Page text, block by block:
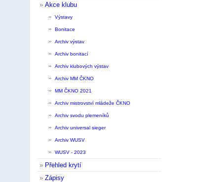
Akce klubu
Výstavy
Bonitace
Archiv výstav
Archiv bonitací
Archiv klubových výstav
Archiv MM ČKNO
MM ČKNO 2021
Archiv mistrovství mládeže ČKNO
Archiv svodu plemeníků
Archiv universal sieger
Archiv WUSV
WUSV - 2023
Přehled krytí
Zápisy